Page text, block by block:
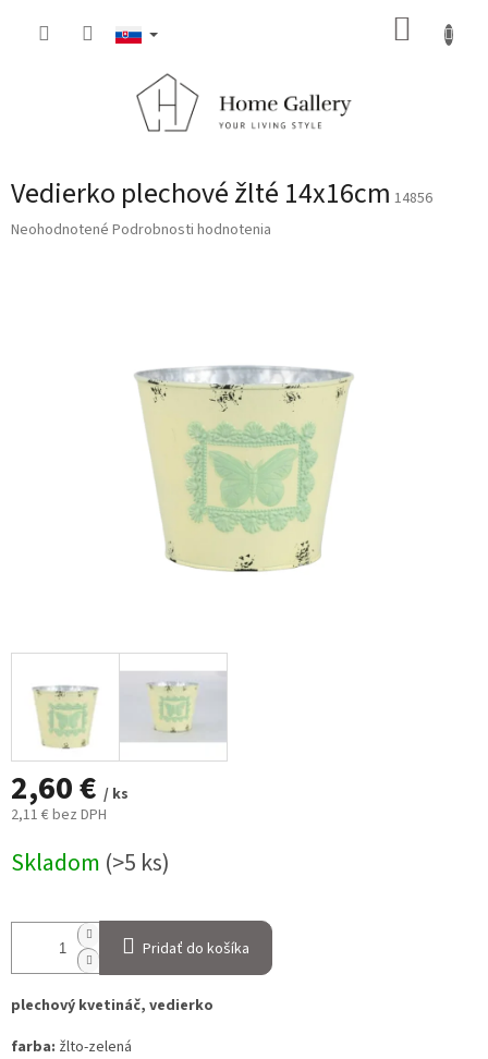
Vedierko plechové žlté 14x16cm 14856
Priemerné
Neohodnotené Podrobnosti hodnotenia
2,60 € / ks
2,11 € bez DPH
cena:
Skladom (>5 ks)
Pridať do košíka
plechový kvetináč, vedierko
farba: žlto-zelená